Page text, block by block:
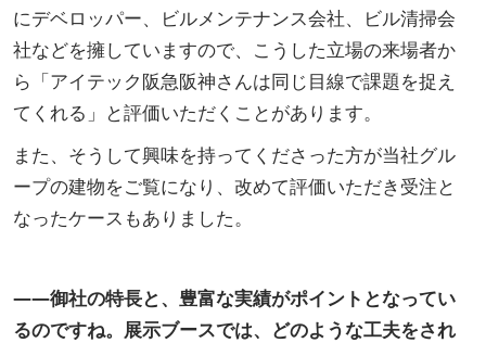
にデベロッパー、ビルメンテナンス会社、ビル清掃会
社などを擁していますので、こうした立場の来場者か
ら「アイテック阪急阪神さんは同じ目線で課題を捉え
てくれる」と評価いただくことがあります。
また、そうして興味を持ってくださった方が当社グル
ープの建物をご覧になり、改めて評価いただき受注と
なったケースもありました。
――御社の特長と、豊富な実績がポイントとなってい
るのですね。展示ブースでは、どのような工夫をされ